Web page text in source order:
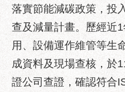
事
蹟
影
音
專
區
落實節能減碳政策，投
查及減量計畫。歷經近
用、設備運作維管等生
成資料及現場查核，於
證公司查證，確認符合